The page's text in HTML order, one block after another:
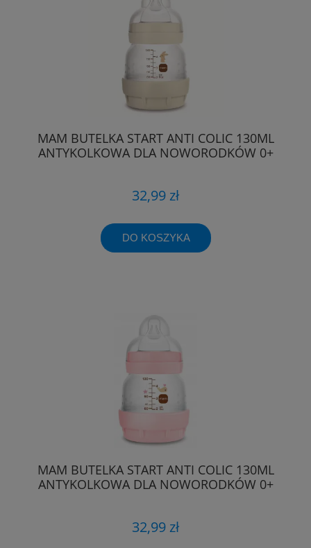
MAM BUTELKA START ANTI COLIC 130ML
ANTYKOLKOWA DLA NOWORODKÓW 0+
32,99 zł
DO KOSZYKA
MAM BUTELKA START ANTI COLIC 130ML
ANTYKOLKOWA DLA NOWORODKÓW 0+
32,99 zł